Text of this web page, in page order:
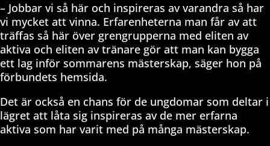
– Jobbar vi så här och inspireras av varandra så har
vi mycket att vinna. Erfarenheterna man får av att
träffas så här över grengrupperna med eliten av
aktiva och eliten av tränare gör att man kan bygga
ett lag inför sommarens mästerskap, säger hon på
förbundets hemsida.
Det är också en chans för de ungdomar som deltar i
lägret att låta sig inspireras av de mer erfarna
aktiva som har varit med på många mästerskap.